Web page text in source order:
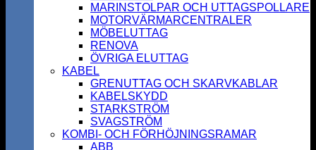
MARINSTOLPAR OCH UTTAGSPOLLARE
MOTORVÄRMARCENTRALER
MÖBELUTTAG
RENOVA
ÖVRIGA ELUTTAG
KABEL
GRENUTTAG OCH SKARVKABLAR
KABELSKYDD
STARKSTRÖM
SVAGSTRÖM
KOMBI- OCH FÖRHÖJNINGSRAMAR
ABB